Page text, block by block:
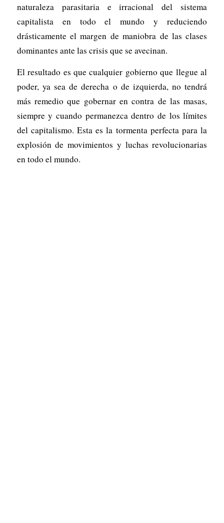
naturaleza parasitaria e irracional del sistema
capitalista en todo el mundo y reduciendo
drásticamente el margen de maniobra de las clases
dominantes ante las crisis que se avecinan.
El resultado es que cualquier gobierno que llegue al
poder, ya sea de derecha o de izquierda, no tendrá
más remedio que gobernar en contra de las masas,
siempre y cuando permanezca dentro de los límites
del capitalismo. Esta es la tormenta perfecta para la
explosión de movimientos y luchas revolucionarias
en todo el mundo.